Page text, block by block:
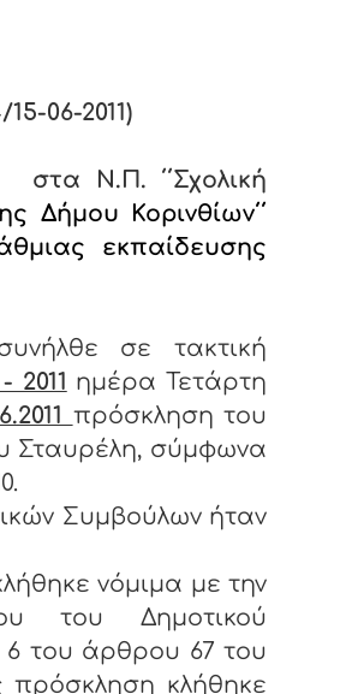
06-2011)
στα Ν.Π. ΄΄Σχολική
Δήμου Κορινθίων΄΄
εκπαίδευσης
σε τακτική
2011 ημέρα Τετάρτη
πρόσκληση του
Σταυρέλη, σύμφωνα
Συμβούλων ήταν
νόμιμα με την
του Δημοτικού
6 του άρθρου 67 του
πρόσκληση κλήθηκε